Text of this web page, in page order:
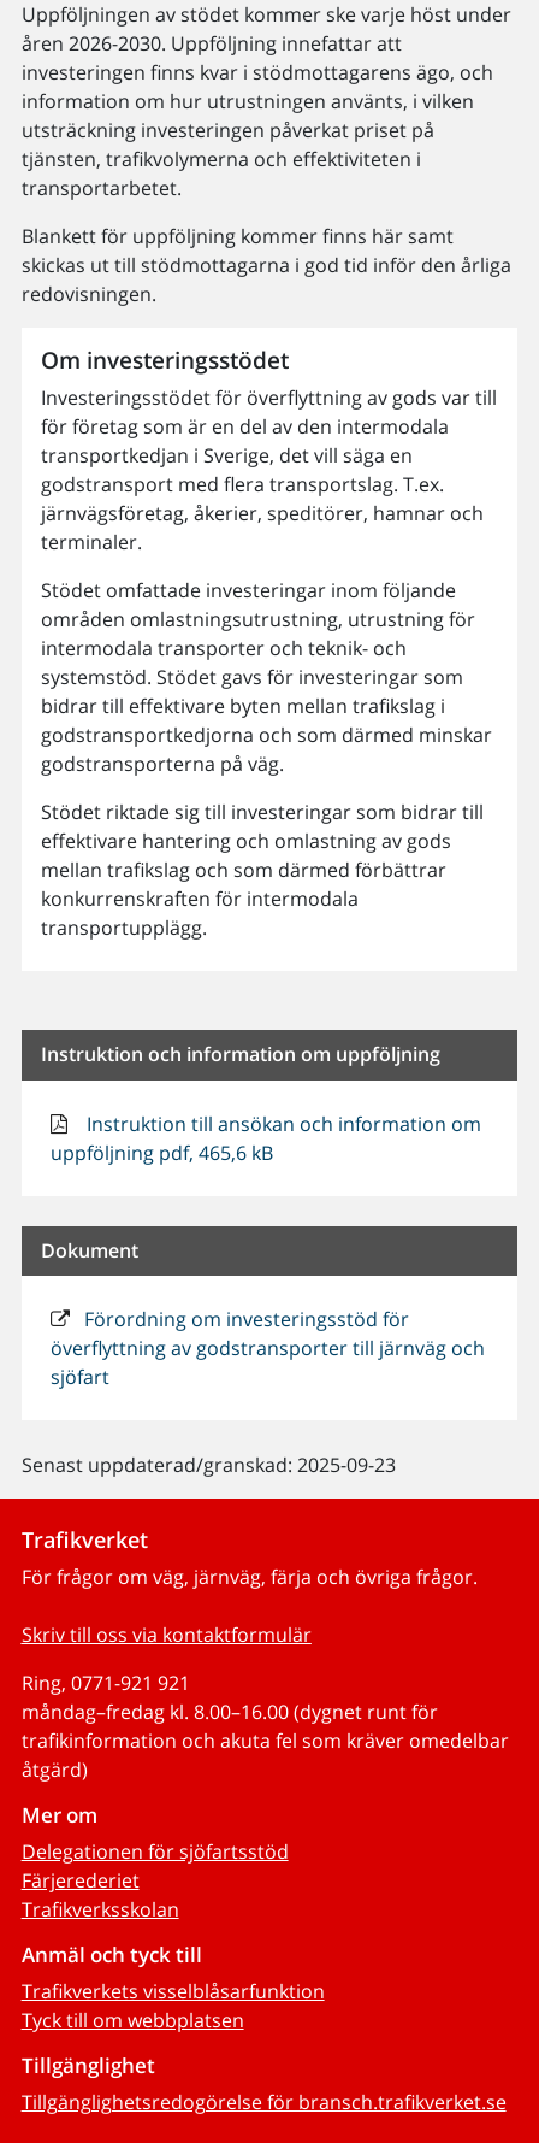
Uppföljningen av stödet kommer ske varje höst under
åren 2026-2030. Uppföljning innefattar att
investeringen finns kvar i stödmottagarens ägo, och
information om hur utrustningen använts, i vilken
utsträckning investeringen påverkat priset på
tjänsten, trafikvolymerna och effektiviteten i
transportarbetet.
Blankett för uppföljning kommer finns här samt
skickas ut till stödmottagarna i god tid inför den årliga
redovisningen.
Om investeringsstödet
Investeringsstödet för överflyttning av gods var till
för företag som är en del av den intermodala
transportkedjan i Sverige, det vill säga en
godstransport med flera transportslag. T.ex.
järnvägsföretag, åkerier, speditörer, hamnar och
terminaler.
Stödet omfattade investeringar inom följande
områden omlastningsutrustning, utrustning för
intermodala transporter och teknik- och
systemstöd. Stödet gavs för investeringar som
bidrar till effektivare byten mellan trafikslag i
godstransportkedjorna och som därmed minskar
godstransporterna på väg.
Stödet riktade sig till investeringar som bidrar till
effektivare hantering och omlastning av gods
mellan trafikslag och som därmed förbättrar
konkurrenskraften för intermodala
transportupplägg.
Instruktion och information om uppföljning
Instruktion till ansökan och information om
uppföljning pdf, 465,6 kB
Dokument
Förordning om investeringsstöd för
överflyttning av godstransporter till järnväg och
sjöfart
Senast uppdaterad/granskad: 2025-09-23
Trafikverket
För frågor om väg, järnväg, färja och övriga frågor.
Skriv till oss via kontaktformulär
Ring, 0771-921 921
måndag–fredag kl. 8.00–16.00 (dygnet runt för
trafikinformation och akuta fel som kräver omedelbar
åtgärd)
Mer om
Delegationen för sjöfartsstöd
Färjerederiet
Trafikverksskolan
Anmäl och tyck till
Trafikverkets visselblåsarfunktion
Tyck till om webbplatsen
Tillgänglighet
Tillgänglighetsredogörelse för bransch.trafikverket.se